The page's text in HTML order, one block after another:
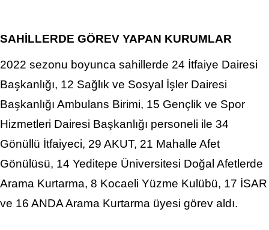
SAHİLLERDE GÖREV YAPAN KURUMLAR
2022 sezonu boyunca sahillerde 24 İtfaiye Dairesi
Başkanlığı, 12 Sağlık ve Sosyal İşler Dairesi
Başkanlığı Ambulans Birimi, 15 Gençlik ve Spor
Hizmetleri Dairesi Başkanlığı personeli ile 34
Gönüllü İtfaiyeci, 29 AKUT, 21 Mahalle Afet
Gönülüsü, 14 Yeditepe Üniversitesi Doğal Afetlerde
Arama Kurtarma, 8 Kocaeli Yüzme Kulübü, 17 İSAR
ve 16 ANDA Arama Kurtarma üyesi görev aldı.